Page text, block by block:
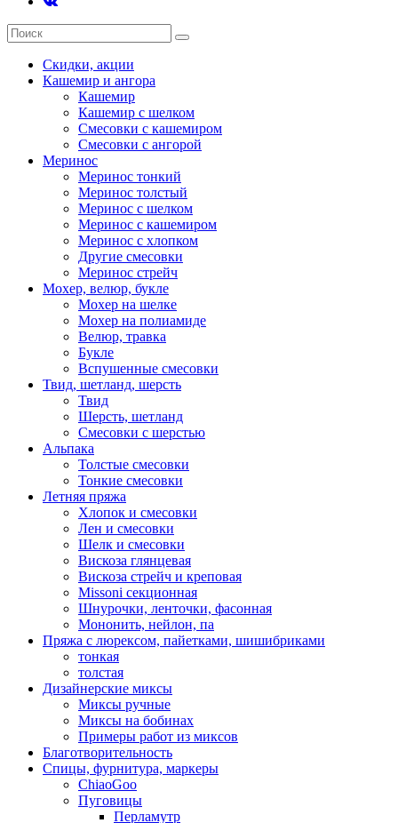
Скидки, акции
Кашемир и ангора
Кашемир
Кашемир с шелком
Смесовки с кашемиром
Смесовки с ангорой
Меринос
Меринос тонкий
Меринос толстый
Меринос с шелком
Меринос с кашемиром
Меринос с хлопком
Другие смесовки
Меринос стрейч
Мохер, велюр, букле
Мохер на шелке
Мохер на полиамиде
Велюр, травка
Букле
Вспушенные смесовки
Твид, шетланд, шерсть
Твид
Шерсть, шетланд
Смесовки с шерстью
Альпака
Толстые смесовки
Тонкие смесовки
Летняя пряжа
Хлопок и смесовки
Лен и смесовки
Шелк и смесовки
Вискоза глянцевая
Вискоза стрейч и креповая
Missoni секционная
Шнурочки, ленточки, фасонная
Мононить, нейлон, па
Пряжа с люрексом, пайетками, шишибриками
тонкая
толстая
Дизайнерские миксы
Миксы ручные
Миксы на бобинах
Примеры работ из миксов
Благотворительность
Спицы, фурнитура, маркеры
ChiaoGoo
Пуговицы
Перламутр